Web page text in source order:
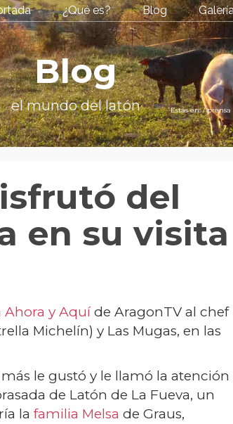
¿Qué es? Blog
Blog
el mundo del latón Estás en:/prensa
del
en su visita
Ahora y Aquíde AragonTV al chef
Michelín) y Las Mugas, en las
le gustó y le llamó la atención
de Latón de La Fueva, un
la familia Melsa de Graus,